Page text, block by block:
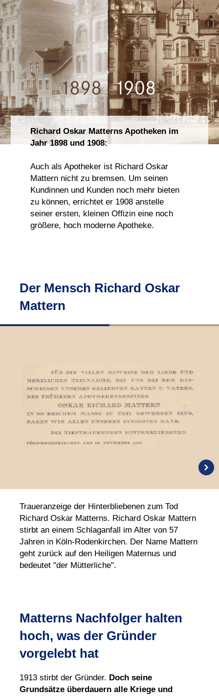
Richard Oskar Matterns Apotheken im
Jahr 1898 und 1908:
Auch als Apotheker ist Richard Oskar
Mattern nicht zu bremsen. Um seinen
Kundinnen und Kunden noch mehr bieten
zu können, errichtet er 1908 anstelle
seiner ersten, kleinen Offizin eine noch
größere, hoch moderne Apotheke.
Der Mensch Richard Oskar
Mattern
Traueranzeige der Hinterbliebenen zum Tod
Richard Oskar Matterns. Richard Oskar Mattern
stirbt an einem Schlaganfall im Alter von 57
Jahren in Köln-Rodenkirchen. Der Name Mattern
geht zurück auf den Heiligen Maternus und
bedeutet "der Mütterliche".
Matterns Nachfolger halten
hoch, was der Gründer
vorgelebt hat
1913 stirbt der Gründer. Doch seine
Grundsätze überdauern alle Kriege und